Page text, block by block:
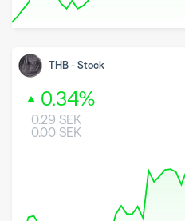
THB - Stock
0.34%
0.29 SEK
0.00 SEK